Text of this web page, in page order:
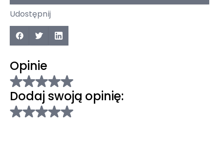
Udostępnij
Opinie
Dodaj swoją opinię: